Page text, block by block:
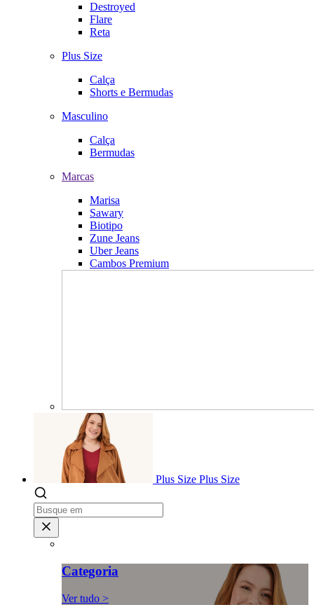
Destroyed
Flare
Reta
Plus Size
Calça
Shorts e Bermudas
Masculino
Calça
Bermudas
Marcas
Marisa
Sawary
Biotipo
Zune Jeans
Uber Jeans
Cambos Premium
Plus Size Plus Size
Categoria
Ver tudo >